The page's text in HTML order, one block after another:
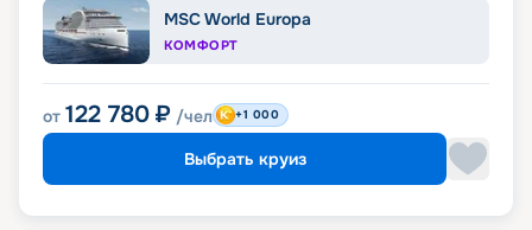
MSC World Europa
КОМФОРТ
от 122 780 ₽ /чел +1 000
Выбрать круиз